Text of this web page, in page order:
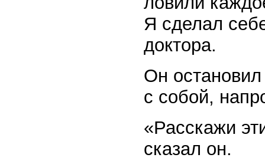
Я сделал
доктора.
Он
с собой,
«Расскажи
сказал он.